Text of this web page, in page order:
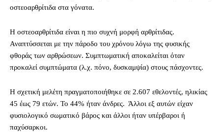
οστεοαρθρίτιδα στα γόνατα.
Η οστεοαρθρίτιδα είναι η πιο συχνή μορφή αρθρίτιδας.
Αναπτύσσεται με την πάροδο του χρόνου λόγω της φυσικής
φθοράς των αρθρώσεων. Συμπτωματική αποκαλείται όταν
προκαλεί συμπτώματα (λ.χ. πόνο, δυσκαμψία) στους πάσχοντες.
Η σχετική μελέτη πραγματοποιήθηκε σε 2.607 εθελοντές, ηλικίας
45 έως 79 ετών. Το 44% ήταν άνδρες. Άλλοι εξ αυτών είχαν
φυσιολογικό σωματικό βάρος και άλλοι ήταν υπέρβαροι ή
παχύσαρκοι.